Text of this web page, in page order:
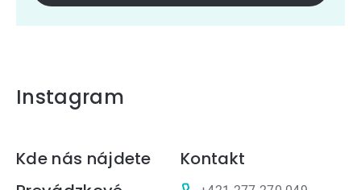
Instagram
Zápätie
Kde nás nájdete
Kontakt